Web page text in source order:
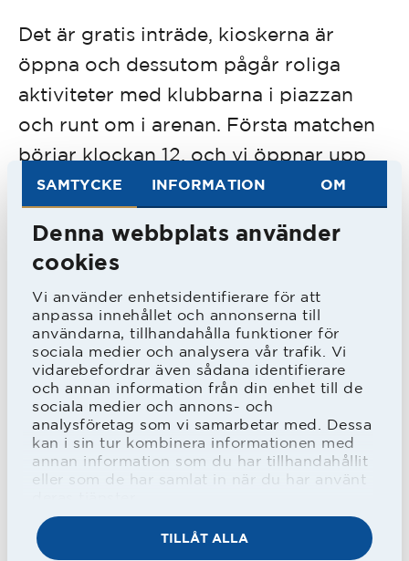
SAMTYCKE INFORMATION OM
Denna webbplats använder
cookies
Vi använder enhetsidentifierare för att
anpassa innehållet och annonserna till
användarna, tillhandahålla funktioner för
sociala medier och analysera vår trafik. Vi
vidarebefordrar även sådana identifierare
och annan information från din enhet till de
sociala medier och annons- och
analysföretag som vi samarbetar med. Dessa
kan i sin tur kombinera informationen med
annan information som du har tillhandahållit
eller som de har samlat in när du har använt
TILLÅT ALLA
Det är gratis inträde, kioskerna är
öppna och dessutom pågår roliga
aktiviteter med klubbarna i piazzan
och runt om i arenan. Första matchen
börjar klockan 12, och vi öppnar upp
arenan redan klockan 11. Vi säljer Halva
potten-lotter, så ta chansen att bli den
lycklige vinnaren som får gå hem med
storvinsten när dagen är slut!
Halmstad Gameday är ett sportsligt
samarbete mellan HBK, Drott,
Hylte/Halmstad, Halmstad BTK och
Halmstad IBK som mynnat ut i
gemensamma gamedays, Arenakortet
samt ett sponsorsamarbete.
Spelschema för dagen: